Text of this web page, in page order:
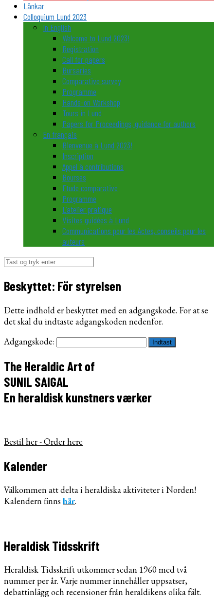
Länkar
Colloquium Lund 2023
In English
Welcome to Lund 2023!
Registration
Call for papers
Bursaries
Comparative survey
Programme
Hands-on Workshop
Tours in Lund
Papers for Proceedings, guidance for authors
En français
Bienvenue à Lund 2023!
Inscription
Appel à contributions
Bourses
Etude comparative
Programme
L’atelier pratique
Visites guidées à Lund
Communications pour les Actes, conseils pour les
auteurs
Søg
Beskyttet: För styrelsen
Dette indhold er beskyttet med en adgangskode. For at se
det skal du indtaste adgangskoden nedenfor.
Adgangskode:
The Heraldic Art of
SUNIL SAIGAL
En heraldisk kunstners værker
Bestil her - Order here
Kalender
Välkommen att delta i heraldiska aktiviteter i Norden!
Kalendern finns här.
Heraldisk Tidsskrift
Heraldisk Tidsskrift utkommer sedan 1960 med två
nummer per år. Varje nummer innehåller uppsatser,
debattinlägg och recensioner från heraldikens olika fält.